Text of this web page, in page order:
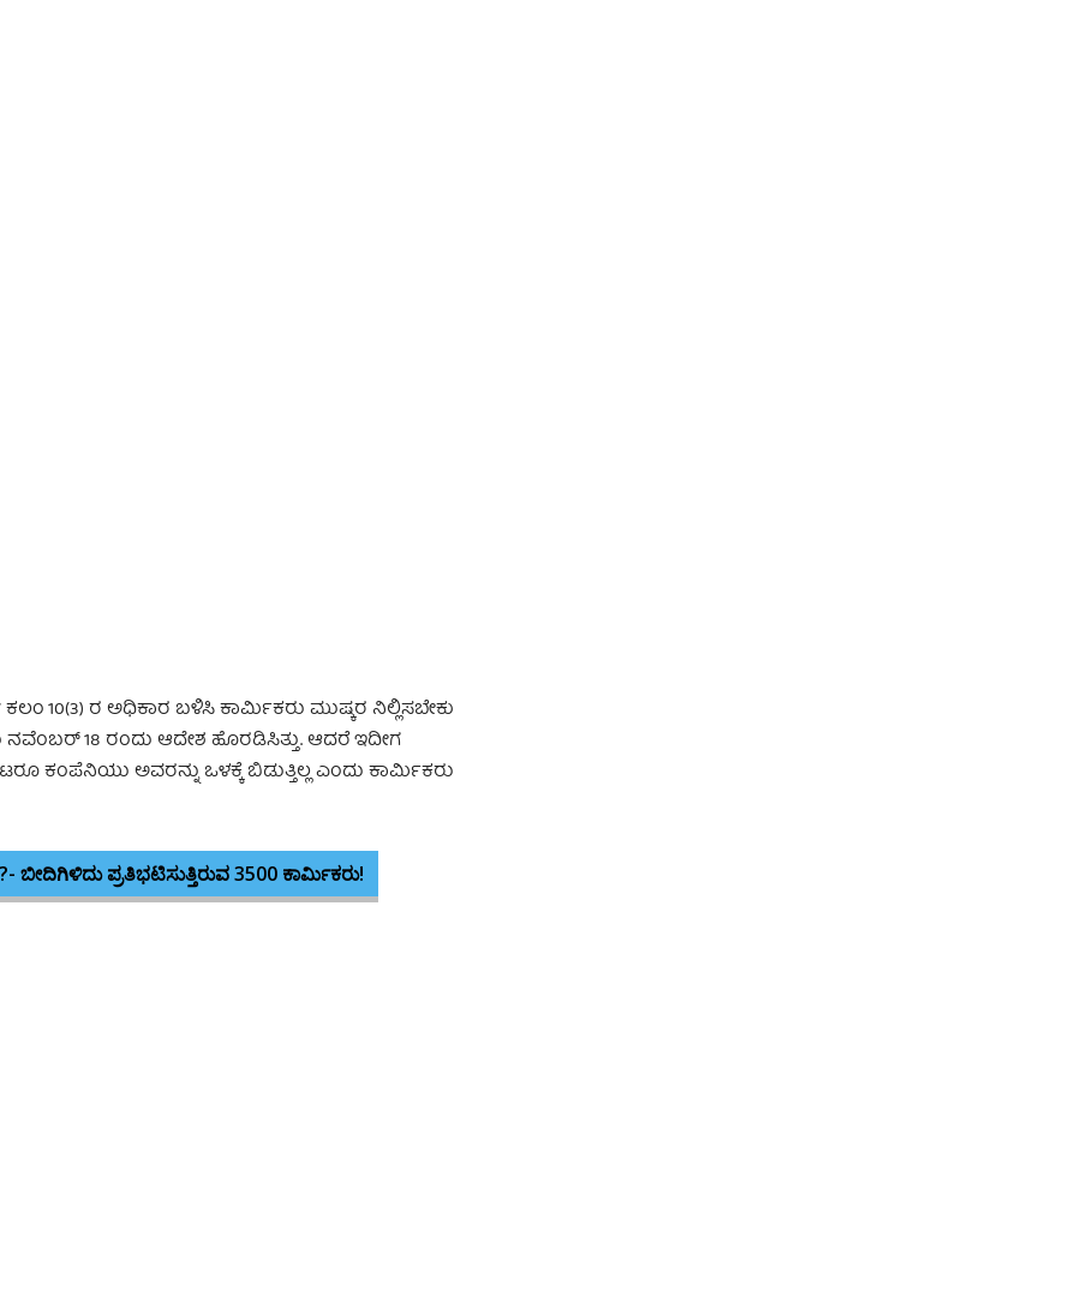
10(3) ರ ಅಧಿಕಾರ ಬಳಿಸಿ ಕಾರ್ಮಿಕರು ಮುಷ್ಕರ ನಿಲ್ಲಿಸಬೇಕು
18 ರಂದು ಆದೇಶ ಹೊರಡಿಸಿತ್ತು. ಆದರೆ ಇದೀಗ
ಕಂಪೆನಿಯು ಅವರನ್ನು ಒಳಕ್ಕೆ ಬಿಡುತ್ತಿಲ್ಲ ಎಂದು ಕಾರ್ಮಿಕರು
ಪ್ರತಿಭಟಿಸುತ್ತಿರುವ 3500 ಕಾರ್ಮಿಕರು!